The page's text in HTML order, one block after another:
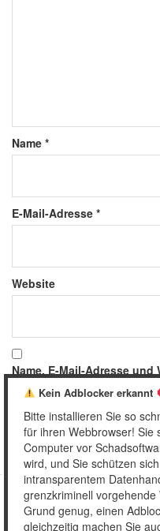
Name *
E-Mail-Adresse *
Website
Name, E-Mail-Adresse
meinen nächsten
Copyright ©
Kein Adblocker erkannt
Bitte installieren Sie so
für ihren Webbrowser! Sie
Computer vor
wird, und Sie schützen
intransparentem
grenzkriminell
Grund genug, einen
gleichzeitig machen Sie